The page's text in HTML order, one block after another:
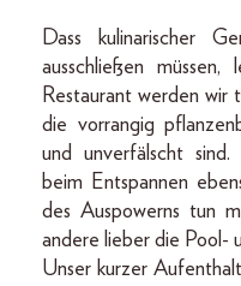
Dass kulinarischer
ausschließen
Restaurant werden wir
die vorrangig
und unverfälscht
beim Entspannen
des Auspowerns tun
andere lieber die Pool-
Unser kurzer